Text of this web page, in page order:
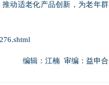
动适老化产品创新，为老年群
编辑：江楠 审编：益申合